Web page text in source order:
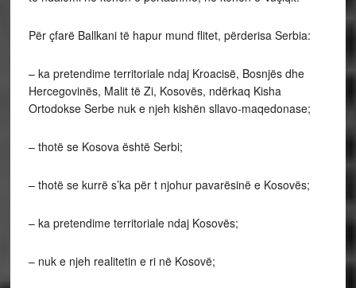
Për çfarë Ballkani të hapur mund flitet, përderisa Serbia:
– ka pretendime territoriale ndaj Kroacisë, Bosnjës dhe
Hercegovinës, Malit të Zi, Kosovës, ndërkaq Kisha
Ortodokse Serbe nuk e njeh kishën sllavo-maqedonase;
– thotë se Kosova është Serbi;
– thotë se kurrë s’ka për t njohur pavarësinë e Kosovës;
– ka pretendime territoriale ndaj Kosovës;
– nuk e njeh realitetin e ri në Kosovë;